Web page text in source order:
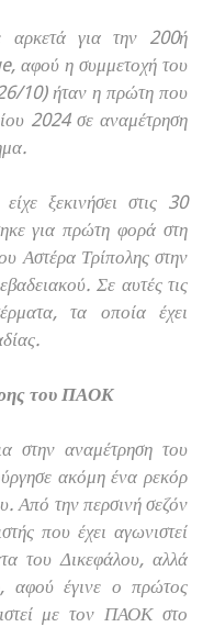
αρκετά για την 200ή
αφού η συμμετοχή του
10) ήταν η πρώτη που
2024 σε αναμέτρηση
ξεκινήσει στις 30
για πρώτη φορά στη
Αστέρα Τρίπολης στην
Σε αυτές τις
τα οποία έχει
του ΠΑΟΚ
στην αναμέτρηση του
ακόμη ένα ρεκόρ
Από την περσινή σεζόν
που έχει αγωνιστεί
του Δικεφάλου, αλλά
αφού έγινε ο πρώτος
με τον ΠΑΟΚ στο